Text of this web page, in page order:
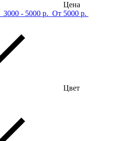
Цена
3000 - 5000 р. От 5000 р.
Цвет